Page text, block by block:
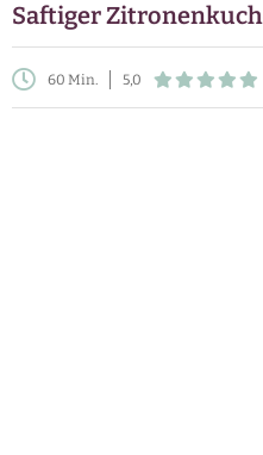
Saftiger
60 Min. 5,0